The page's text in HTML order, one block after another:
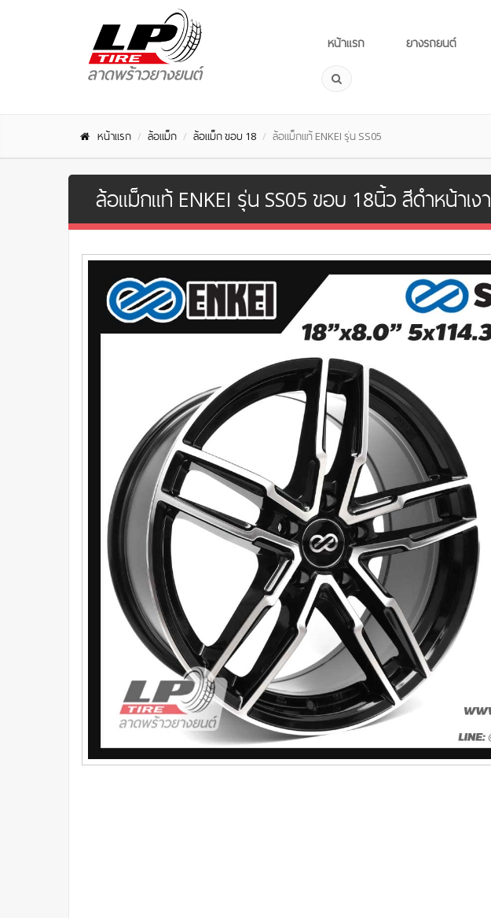
หน้าแรก ยางรถยนต์
หน้าแรก ล้อแม็ก ล้อแม็ก ขอบ 18 ล้อแม็กแท้ ENKEI รุ่น SS05
ล้อแม็กแท้ ENKEI รุ่น SS05 ขอบ 18นิ้ว สีดำหน้าเงา